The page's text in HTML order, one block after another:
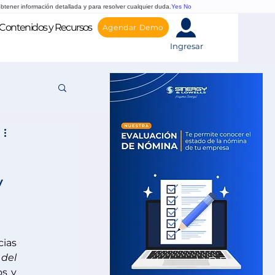
y Recursos Agendar Demo
Ingresar
y
información detallada y para resolver cualquier duda. Yes No